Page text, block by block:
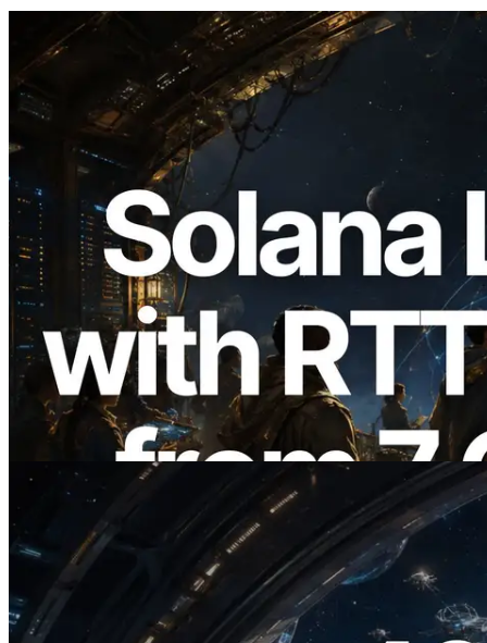
2026.08.05
ERPC erweitert Solana Leader Slot API
um Ping-Messung aus 7 globalen
Regionen — Validators Information API
ebenfalls gestartet
Lesen Sie diesen Artikel